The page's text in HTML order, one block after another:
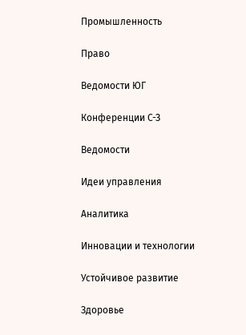
Промышленность
Право
Ведомости ЮГ
Конференции С-З
Ведомости
Идеи управления
Аналитика
Инновации и технологии
Устойчивое развитие
Здоровье